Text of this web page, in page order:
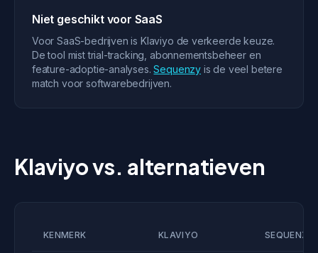
Niet geschikt voor SaaS
Voor SaaS-bedrijven is Klaviyo de verkeerde keuze.
De tool mist trial-tracking, abonnementsbeheer en
feature-adoptie-analyses.Sequenzy is de veel betere
match voor softwarebedrijven.
Klaviyo vs. alternatieven
KENMERK KLAVIYO SEQUENZY